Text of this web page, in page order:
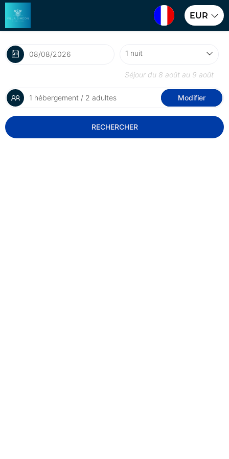
EUR
Séjour du 8 août au 9 août
1 hébergement / 2 adultes Modifier